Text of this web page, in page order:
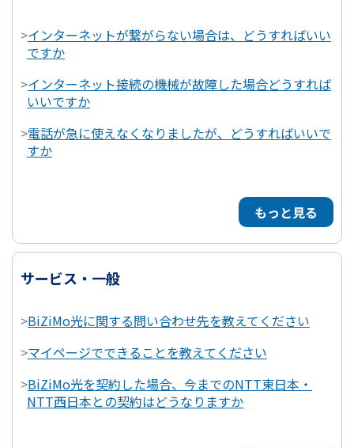
>インターネットが繋がらない場合は、どうすればいい
ですか
>インターネット接続の機械が故障した場合どうすれば
いいですか
>電話が急に使えなくなりましたが、どうすればいいで
すか
もっと見る
サービス・一般
>BiZiMo光に関する問い合わせ先を教えてください
>マイページでできることを教えてください
>BiZiMo光を契約した場合、今までのNTT東日本・
NTT西日本との契約はどうなりますか